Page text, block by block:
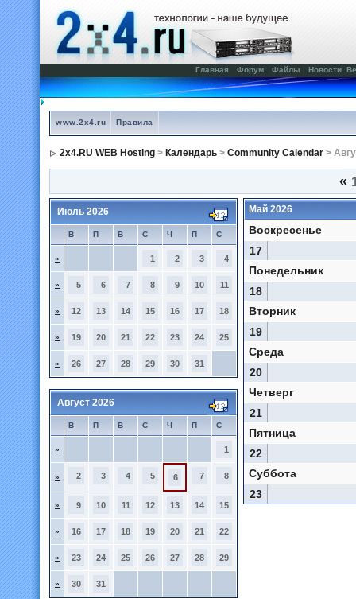
Главная Форум Файлы Новости
www.2x4.ru Правила
2x4.RU WEB Hosting > Календарь > Community Calendar >
«
Июль 2026
В П В С Ч П С
» 1 2 3 4
» 5 6 7 8 9 10 11
» 12 13 14 15 16 17 18
» 19 20 21 22 23 24 25
» 26 27 28 29 30 31
Август 2026
В П В С Ч П С
» 1
» 2 3 4 5 6 7 8
» 9 10 11 12 13 14 15
» 16 17 18 19 20 21 22
» 23 24 25 26 27 28 29
» 30 31
Май 2026
Воскресенье
17
Понедельник
18
Вторник
19
Среда
20
Четверг
21
Пятница
22
Суббота
23